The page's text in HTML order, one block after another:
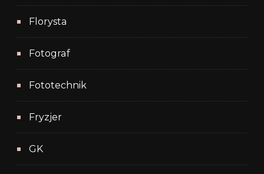
Florysta
Fotograf
Fototechnik
Fryzjer
GK